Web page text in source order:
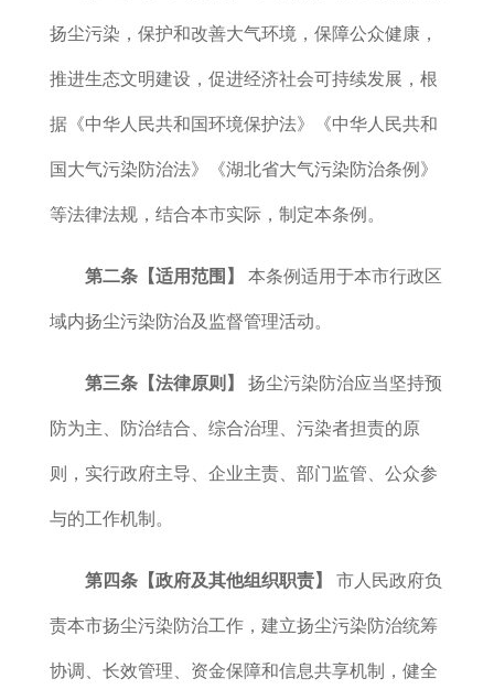
扬尘污染，保护和改善大气环境，保障公众健康，
推进生态文明建设，促进经济社会可持续发展，根
据《中华人民共和国环境保护法》《中华人民共和
国大气污染防治法》《湖北省大气污染防治条例》
等法律法规，结合本市实际，制定本条例。
第二条【适用范围】 本条例适用于本市行政区
域内扬尘污染防治及监督管理活动。
第三条【法律原则】 扬尘污染防治应当坚持预
防为主、防治结合、综合治理、污染者担责的原
则，实行政府主导、企业主责、部门监管、公众参
与的工作机制。
第四条【政府及其他组织职责】 市人民政府负
责本市扬尘污染防治工作，建立扬尘污染防治统筹
协调、长效管理、资金保障和信息共享机制，健全